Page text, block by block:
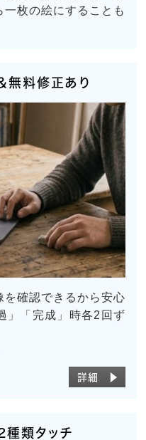
枚の絵にすることも
無料修正あり
確認できるから安心
」「完成」時各2回ず
詳細 ▶
種類タッチ